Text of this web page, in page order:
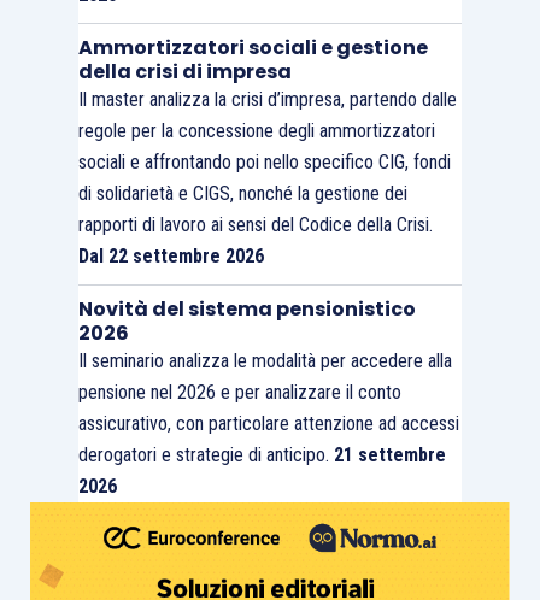
Ammortizzatori sociali e gestione
della crisi di impresa
Il master analizza la crisi d’impresa, partendo dalle
regole per la concessione degli ammortizzatori
sociali e affrontando poi nello specifico CIG, fondi
di solidarietà e CIGS, nonché la gestione dei
rapporti di lavoro ai sensi del Codice della Crisi.
Dal 22 settembre 2026
Novità del sistema pensionistico
2026
Il seminario analizza le modalità per accedere alla
pensione nel 2026 e per analizzare il conto
assicurativo, con particolare attenzione ad accessi
derogatori e strategie di anticipo. 21 settembre
2026